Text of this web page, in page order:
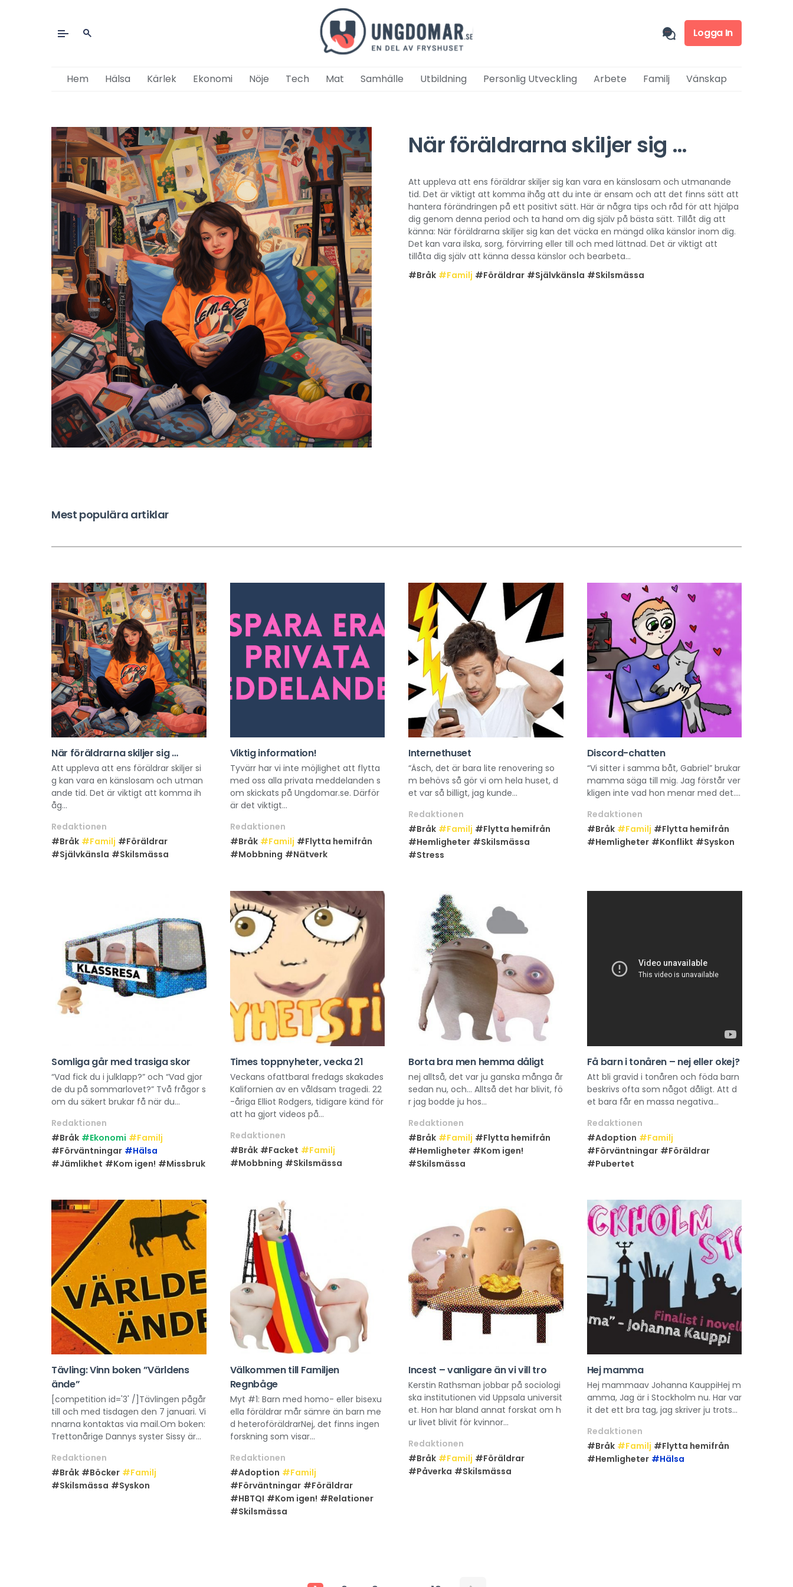
Logga In
Hem Hälsa Kärlek Ekonomi Nöje Tech Mat Samhälle Utbildning Personlig Utveckling Arbete Familj Vänskap
När föräldrarna skiljer sig …
Att uppleva att ens föräldrar skiljer sig kan vara en känslosam och utmanande
tid. Det är viktigt att komma ihåg att du inte är ensam och att det finns sätt att
hantera förändringen på ett positivt sätt. Här är några tips och råd för att hjälpa
dig genom denna period och ta hand om dig själv på bästa sätt. Tillåt dig att
känna: När föräldrarna skiljer sig kan det väcka en mängd olika känslor inom dig.
Det kan vara ilska, sorg, förvirring eller till och med lättnad. Det är viktigt att
tillåta dig själv att känna dessa känslor och bearbeta...
#Bråk #Familj #Föräldrar #Självkänsla #Skilsmässa
Mest populära artiklar
När föräldrarna skiljer sig …
Att uppleva att ens föräldrar skiljer si
g kan vara en känslosam och utman
ande tid. Det är viktigt att komma ih
åg...
Redaktionen
#Bråk #Familj #Föräldrar
#Självkänsla #Skilsmässa
Viktig information!
Tyvärr har vi inte möjlighet att flytta
med oss alla privata meddelanden s
om skickats på Ungdomar.se. Därför
är det viktigt...
Redaktionen
#Bråk #Familj #Flytta hemifrån
#Mobbning #Nätverk
Internethuset
“Äsch, det är bara lite renovering so
m behövs så gör vi om hela huset, d
et var så billigt, jag kunde...
Redaktionen
#Bråk #Familj #Flytta hemifrån
#Hemligheter #Skilsmässa
#Stress
​Discord-chatten
“Vi sitter i samma båt, Gabriel” brukar
mamma säga till mig. Jag förstår ver
kligen inte vad hon menar med det....
Redaktionen
#Bråk #Familj #Flytta hemifrån
#Hemligheter #Konflikt #Syskon
Somliga går med trasiga skor
“Vad fick du i julklapp?” och “Vad gjor
de du på sommarlovet?” Två frågor s
om du säkert brukar få när du...
Redaktionen
#Bråk #Ekonomi #Familj
#Förväntningar #Hälsa
#Jämlikhet #Kom igen! #Missbruk
Times toppnyheter, vecka 21
Veckans ofattbaraI fredags skakades
Kalifornien av en våldsam tragedi. 22
-åriga Elliot Rodgers, tidigare känd för
att ha gjort videos på...
Redaktionen
#Bråk #Facket #Familj
#Mobbning #Skilsmässa
Borta bra men hemma dåligt
nej alltså, det var ju ganska många år
sedan nu, och… Alltså det har blivit, fö
r jag bodde ju hos...
Redaktionen
#Bråk #Familj #Flytta hemifrån
#Hemligheter #Kom igen!
#Skilsmässa
Få barn i tonåren – nej eller okej?
Att bli gravid i tonåren och föda barn
beskrivs ofta som något dåligt. Att d
et bara får en massa negativa...
Redaktionen
#Adoption #Familj
#Förväntningar #Föräldrar
#Pubertet
Tävling: Vinn boken ”Världens
ände”
[competition id='3' /]Tävlingen pågår
till och med tisdagen den 7 januari. Vi
nnarna kontaktas via mail.Om boken:
Trettonårige Dannys syster Sissy är...
Redaktionen
#Bråk #Böcker #Familj
#Skilsmässa #Syskon
Välkommen till Familjen
Regnbåge
Myt #1: Barn med homo- eller bisexu
ella föräldrar mår sämre än barn me
d heteroföräldrarNej, det finns ingen
forskning som visar...
Redaktionen
#Adoption #Familj
#Förväntningar #Föräldrar
#HBTQI #Kom igen! #Relationer
#Skilsmässa
Incest – vanligare än vi vill tro
Kerstin Rathsman jobbar på sociologi
ska institutionen vid Uppsala universit
et. Hon har bland annat forskat om h
ur livet blivit för kvinnor...
Redaktionen
#Bråk #Familj #Föräldrar
#Påverka #Skilsmässa
Hej mamma
Hej mammaav Johanna KauppiHej m
amma, Jag är i Stockholm nu. Har var
it det ett bra tag, jag skriver ju trots...
Redaktionen
#Bråk #Familj #Flytta hemifrån
#Hemligheter #Hälsa